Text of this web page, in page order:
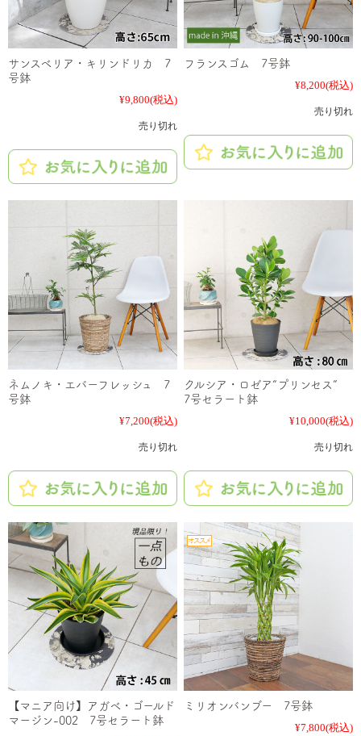
サンスベリア・キリンドリカ 7
号鉢
¥9,800(税込)
売り切れ
フランスゴム 7号鉢
¥8,200(税込)
売り切れ
ネムノキ・エバーフレッシュ 7
号鉢
¥7,200(税込)
売り切れ
クルシア・ロゼア“プリンセス”
7号セラート鉢
¥10,000(税込)
売り切れ
【マニア向け】アガベ・ゴールド
マージン-002 7号セラート鉢
ミリオンバンブー 7号鉢
¥7,800(税込)